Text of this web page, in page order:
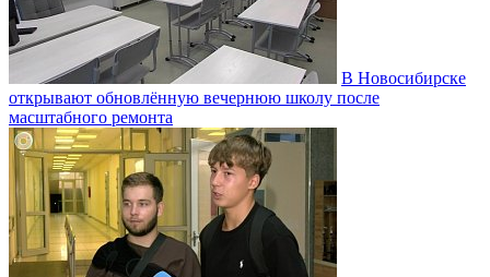
В Новосибирске
открывают обновлённую вечернюю школу после
масштабного ремонта